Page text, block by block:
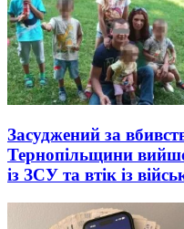
Засуджений за
Тернопільщини
із ЗСУ та втік із